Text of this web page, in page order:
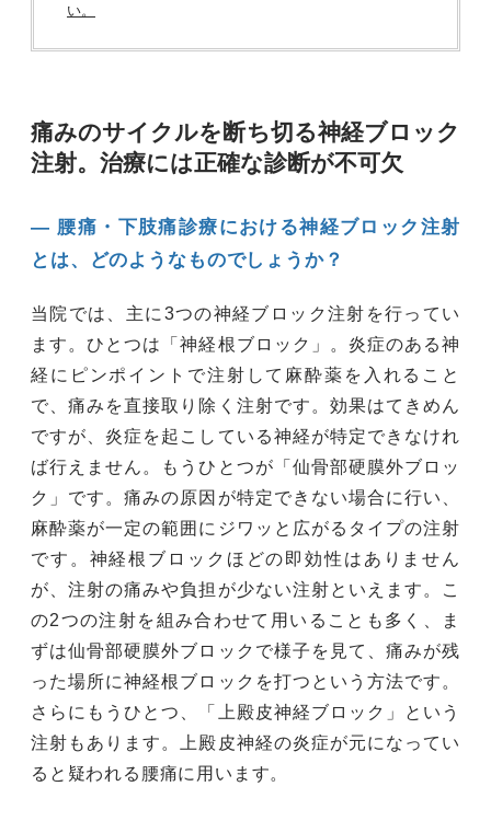
い。
痛みのサイクルを断ち切る神経ブロック
注射。治療には正確な診断が不可欠
― 腰痛・下肢痛診療における神経ブロック注射
とは、どのようなものでしょうか？
当院では、主に3つの神経ブロック注射を行ってい
ます。ひとつは「神経根ブロック」。炎症のある神
経にピンポイントで注射して麻酔薬を入れること
で、痛みを直接取り除く注射です。効果はてきめん
ですが、炎症を起こしている神経が特定できなけれ
ば行えません。もうひとつが「仙骨部硬膜外ブロッ
ク」です。痛みの原因が特定できない場合に行い、
麻酔薬が一定の範囲にジワッと広がるタイプの注射
です。神経根ブロックほどの即効性はありません
が、注射の痛みや負担が少ない注射といえます。こ
の2つの注射を組み合わせて用いることも多く、ま
ずは仙骨部硬膜外ブロックで様子を見て、痛みが残
った場所に神経根ブロックを打つという方法です。
さらにもうひとつ、「上殿皮神経ブロック」という
注射もあります。上殿皮神経の炎症が元になってい
ると疑われる腰痛に用います。